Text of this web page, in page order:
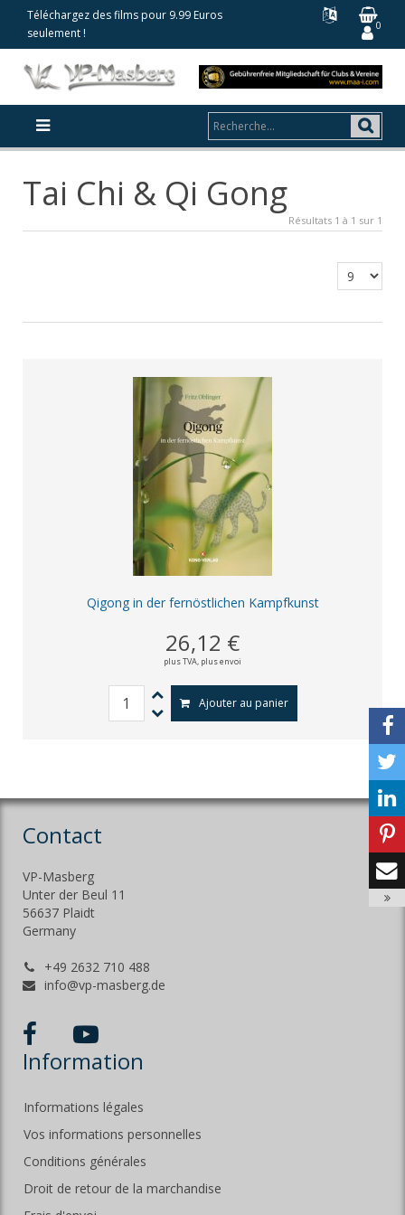
Téléchargez des films pour 9.99 Euros
seulement !
0
Tai Chi & Qi Gong
Résultats 1 à 1 sur 1
Qigong in der fernöstlichen Kampfkunst
26,12 €
plus TVA, plus envoi
Ajouter au panier
Contact
VP-Masberg
Unter der Beul 11
56637 Plaidt
Germany
+49 2632 710 488
info@vp-masberg.de
Information
Informations légales
Vos informations personnelles
Conditions générales
Droit de retour de la marchandise